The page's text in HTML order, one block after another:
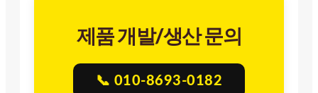
제품 개발/생산 문의
📞 010-8693-0182